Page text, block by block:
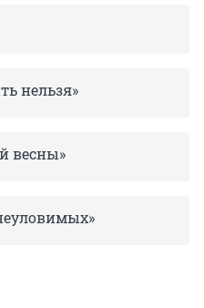
нельзя»
весны»